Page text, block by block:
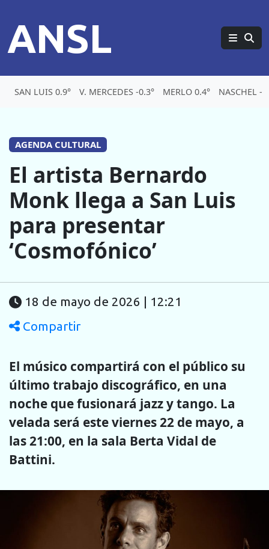
ANSL
SAN LUIS 0.9° V. MERCEDES -0.3° MERLO 0.4° NASCHEL -
AGENDA CULTURAL
El artista Bernardo
Monk llega a San Luis
para presentar
‘Cosmofónico’
18 de mayo de 2026 | 12:21
Compartir
El músico compartirá con el público su
último trabajo discográfico, en una
noche que fusionará jazz y tango. La
velada será este viernes 22 de mayo, a
las 21:00, en la sala Berta Vidal de
Battini.